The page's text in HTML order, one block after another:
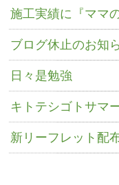
施工実績に『ママ
ブログ休止のお知
日々是勉強
キトテシゴトサマ
新リーフレット配